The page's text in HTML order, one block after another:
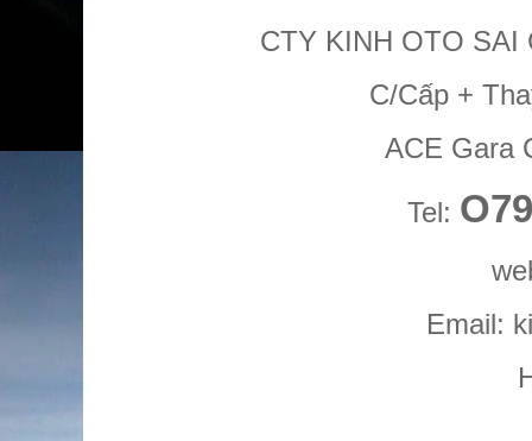
CTY KINH OTO SAI
C/Cấp +
ACE Gara
Tel:
Email: